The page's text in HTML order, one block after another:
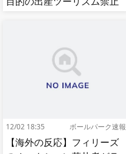
12/02 18:35 ボールパーク速報
【海外の反応】フィリーズ